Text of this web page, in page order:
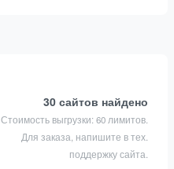
30 сайтов найдено
Стоимость выгрузки: 60 лимитов.
Для заказа, напишите в тех.
поддержку сайта.